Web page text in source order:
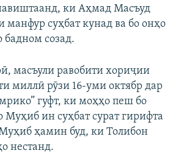
ки Аҳмад Масъуд
манфур суҳбат кунад ва бо онҳо
бадном созад.
масъули равобити хориҷии
миллӣ рӯзи 16-уми октябр дар
гуфт, ки моҳҳо пеш бо
Муҳиб ин суҳбат сурат гирифта
ҳамин буд, ки Толибон
нестанд.